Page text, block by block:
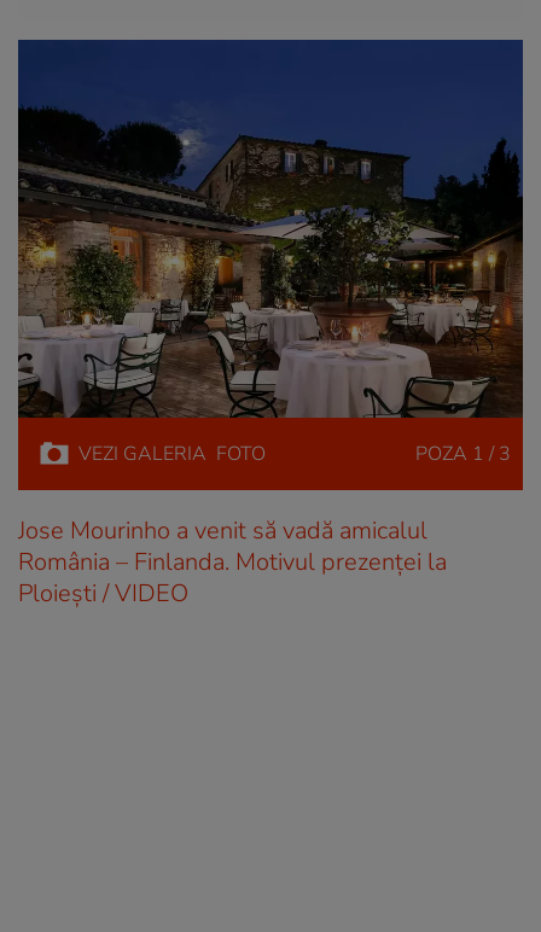
VEZI GALERIA FOTO POZA 1 / 3
Jose Mourinho a venit să vadă amicalul
România – Finlanda. Motivul prezenţei la
Ploieşti / VIDEO